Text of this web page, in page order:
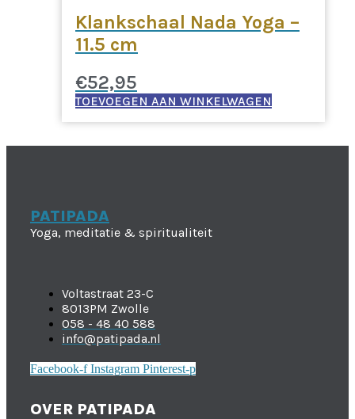
Klankschaal Nada Yoga –
11.5 cm
€52,95
TOEVOEGEN AAN WINKELWAGEN
PATIPADA
Yoga, meditatie & spiritualiteit
Voltastraat 23-C
8013PM Zwolle
058 - 48 40 588
info@patipada.nl
Facebook-f Instagram Pinterest-p
OVER PATIPADA